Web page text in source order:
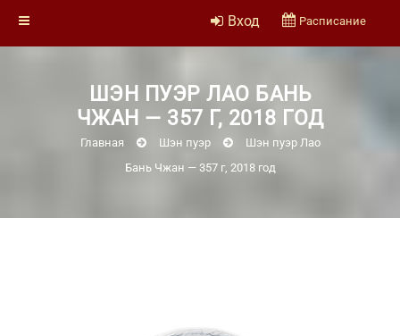
Вход Расписание
ШЭН ПУЭР ЛАО БАНЬ
ЧЖАН — 357 Г, 2018 ГОД
Главная Шэн пуэр
Шэн пуэр Лао
Бань Чжан — 357 г, 2018 год